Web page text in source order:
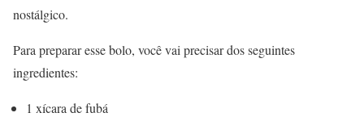
nostálgico.
Para preparar esse bolo, você vai precisar dos seguintes
ingredientes:
1 xícara de fubá